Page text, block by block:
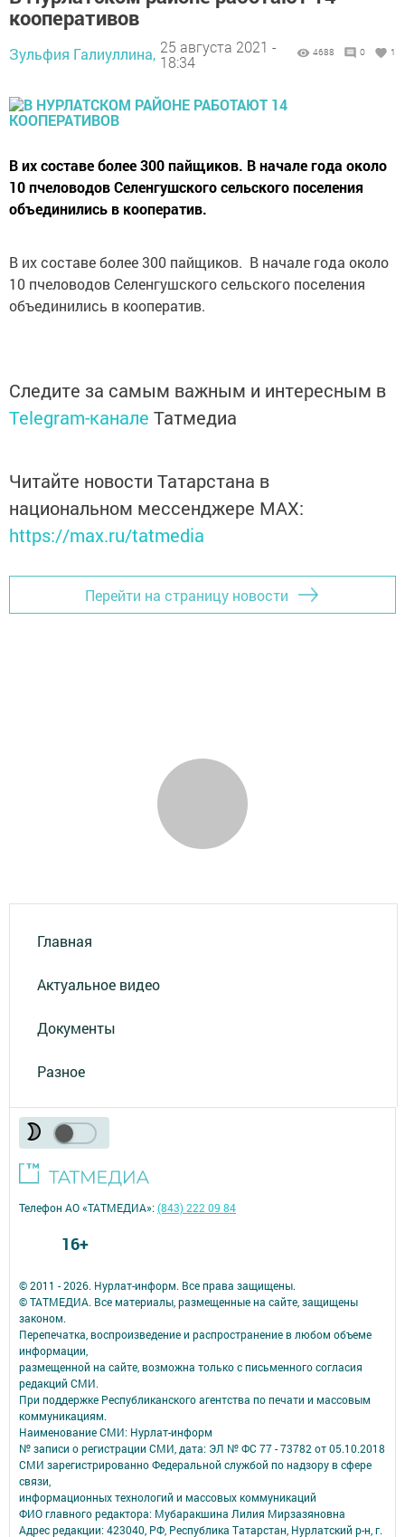
кооперативов
Зульфия Галиуллина, 25 августа 2021 -
18:34
4688 0 1
В их составе более 300 пайщиков. В начале года около
10 пчеловодов Селенгушского сельского поселения
объединились в кооператив.
В их составе более 300 пайщиков. В начале года около
10 пчеловодов Селенгушского сельского поселения
объединились в кооператив.
Следите за самым важным и интересным в
Telegram-канале Татмедиа
Читайте новости Татарстана в
национальном мессенджере MАХ:
https://max.ru/tatmedia
Перейти на страницу новости
Главная
Актуальное видео
Документы
Разное
© 2011 - 2026. Нурлат-⁠информ. Все права защищены.
© ТАТМЕДИА. Все материалы, размещенные на сайте, защищены
законом.
Перепечатка, воспроизведение и распространение в любом объеме
информации,
размещенной на сайте, возможна только с письменного согласия
редакций СМИ.
При поддержке Республиканского агентства по печати и массовым
коммуникациям.
Наименование СМИ: Нурлат-⁠информ
№ записи о регистрации СМИ, дата: ЭЛ № ФС 77 -⁠ 73782 от 05.10.2018
СМИ зарегистрированно Федеральной службой по надзору в сфере
связи,
информационных технологий и массовых коммуникаций
ФИО главного редактора: Мубаракшина Лилия Мирзазяновна
Адрес редакции: 423040, РФ, Республика Татарстан, Нурлатский р-н, г.
Телефон АО «ТАТМЕДИА»:(843) 222 09 84
16+